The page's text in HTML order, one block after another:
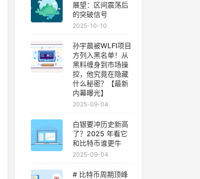
展望：区间震荡后
的突破信号
2025-10-10
孙宇晨被WLFI项目
方列入黑名单！从
黑料缠身到市场操
控，他究竟在隐藏
什么秘密？【最新
内幕曝光】
2025-09-04
白银要冲历史新高
了？2025 年看它
和比特币谁更牛
2025-09-04
# 比特币周期顶峰